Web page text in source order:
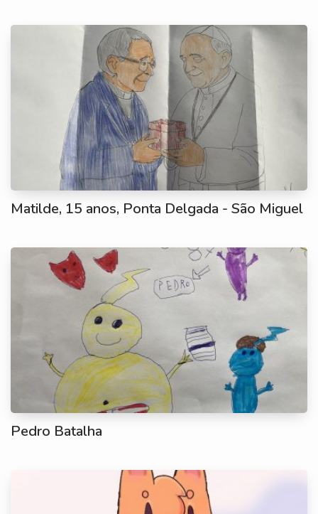
Matilde, 15 anos, Ponta Delgada - São Miguel
Pedro Batalha